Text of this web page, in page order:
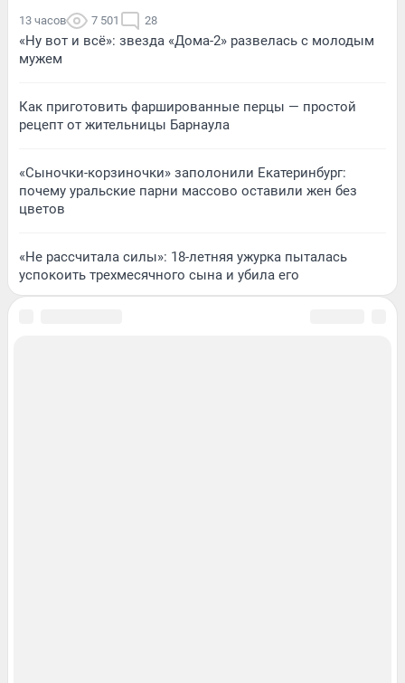
13 часов 7 501 28
«Ну вот и всё»: звезда «Дома-2» развелась с молодым
мужем
Как приготовить фаршированные перцы — простой
рецепт от жительницы Барнаула
«Сыночки-корзиночки» заполонили Екатеринбург:
почему уральские парни массово оставили жен без
цветов
«Не рассчитала силы»: 18-летняя ужурка пыталась
успокоить трехмесячного сына и убила его